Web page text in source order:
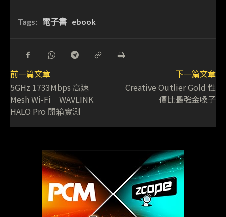
Tags: 電子書 ebook
前一篇文章
5GHz 1733Mbps 高速
Mesh Wi-Fi WAVLINK
HALO Pro 開箱實測
下一篇文章
Creative Outlier Gold 性
價比最強金嗓子